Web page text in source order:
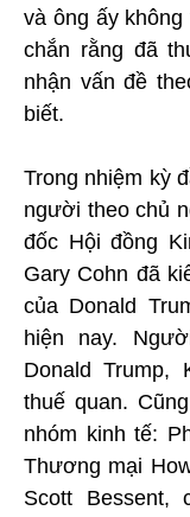
và ông ấy
chắn rằng đã
nhận vấn đề
biết.
Trong nhiệm kỳ
người theo chủ
đốc Hội đồng
Gary Cohn đã
của Donald
hiện nay.
Donald Trump,
thuế quan.
nhóm kinh tế:
Thương mại
Scott Bessent,